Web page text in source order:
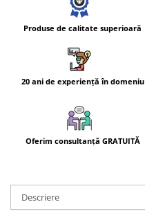
Produse de calitate superioară
20 ani de experiență în domeniu
Oferim consultanță GRATUITĂ
Descriere